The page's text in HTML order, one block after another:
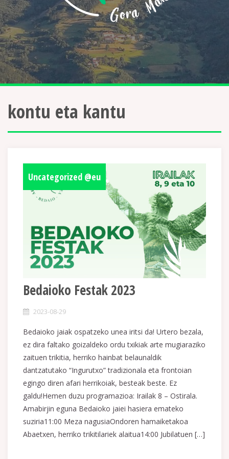
kontu eta kantu
Uncategorized @eu
Bedaioko Festak 2023
2023-08-29
Bedaioko jaiak ospatzeko unea iritsi da! Urtero bezala,
ez dira faltako goizaldeko ordu txikiak arte mugiaraziko
zaituen trikitia, herriko hainbat belaunaldik
dantzatutako “Ingurutxo” tradizionala eta frontoian
egingo diren afari herrikoiak, besteak beste. Ez
galdu!Hemen duzu programazioa: Irailak 8 – Ostirala.
Amabirjin eguna Bedaioko jaiei hasiera emateko
suziria11:00 Meza nagusiaOndoren hamaiketakoa
Abaetxen, herriko trikitilariek alaitua14:00 Jubilatuen […]